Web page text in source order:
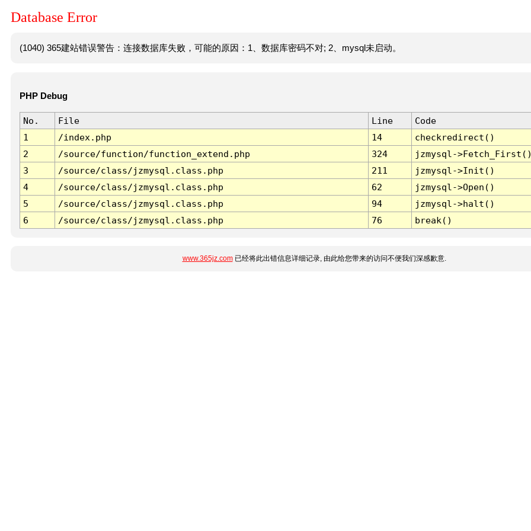
Database Error
(1040) 365建站错误警告：连接数据库失败，可能的原因：1、数据库密码不对; 2、mysql未启动。
PHP Debug
No. File Line
Code
1
/index.php 14
checkredirect()
2
/source/function/function_extend.php 324
jzmysql-
3
/source/class/jzmysql.class.php 211
jzmysql->Init()
4
/source/class/jzmysql.class.php 62
jzmysql->Open()
5
/source/class/jzmysql.class.php 94
jzmysql->halt()
6
/source/class/jzmysql.class.php 76 break()
www.365jz.com已经将此出错信息详细记录, 由此给您带来的访问不便我们深感歉意.